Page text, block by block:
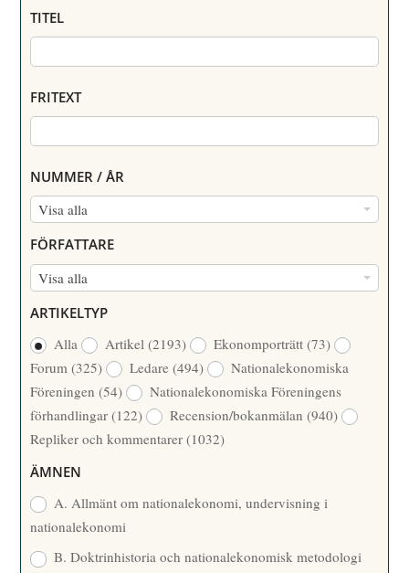
TITEL
FRITEXT
NUMMER / ÅR
Visa alla
N
M
M
/
Å
R
FÖRFATTARE
Visa alla
R
F
A
T
T
A
R
ARTIKELTYP
Alla
Artikel(2193) Ekonomporträtt(73)
Forum(325) Ledare(494)
Nationalekonomiska
Föreningen(54)
Nationalekonomiska Föreningens
förhandlingar(122) Recension/bokanmälan(940)
Repliker och kommentarer(1032)
ÄMNEN
A. Allmänt om nationalekonomi, undervisning i
nationalekonomi
B. Doktrinhistoria och nationalekonomisk metodologi